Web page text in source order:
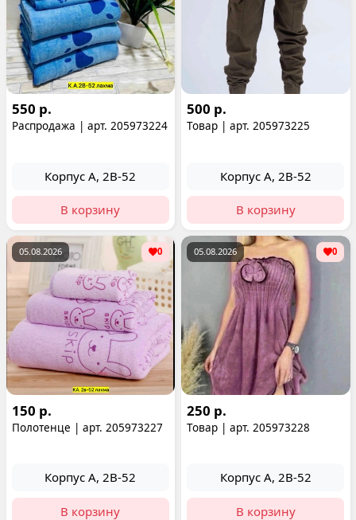
550 р.
Распродажа | арт. 205973224
Корпус А, 2В-52
В корзину
500 р.
Товар | арт. 205973225
Корпус А, 2В-52
В корзину
05.08.2026 0
150 р.
Полотенце | арт. 205973227
Корпус А, 2В-52
В корзину
05.08.2026 0
250 р.
Товар | арт. 205973228
Корпус А, 2В-52
В корзину